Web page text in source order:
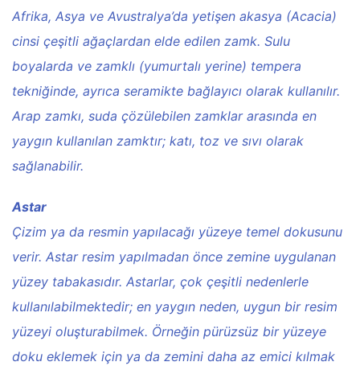
Afrika, Asya ve Avustralya’da yetişen akasya (Acacia)
cinsi çeşitli ağaçlardan elde edilen zamk. Sulu
boyalarda ve zamklı (yumurtalı yerine) tempera
tekniğinde, ayrıca seramikte bağlayıcı olarak kullanılır.
Arap zamkı, suda çözülebilen zamklar arasında en
yaygın kullanılan zamktır; katı, toz ve sıvı olarak
sağlanabilir.
Astar
Çizim ya da resmin yapılacağı yüzeye temel dokusunu
verir. Astar resim yapılmadan önce zemine uygulanan
yüzey tabakasıdır. Astarlar, çok çeşitli nedenlerle
kullanılabilmektedir; en yaygın neden, uygun bir resim
yüzeyi oluşturabilmek. Örneğin pürüzsüz bir yüzeye
doku eklemek için ya da zemini daha az emici kılmak